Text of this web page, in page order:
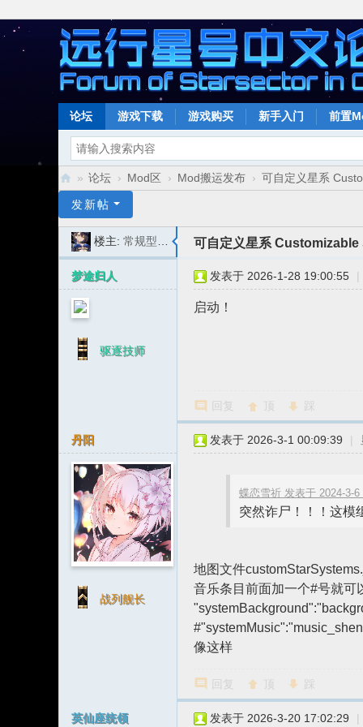
论坛 游戏下载 游戏购买 新手入门 前置
行
星
中
文
» 论坛 › Mod区 › Mod搬运发布 › 可自定义星系
发新帖
楼主: 常规型妹抖 可自定义星系
梦途归人
驱逐技师
发表于 2026-1-28 19:00:55 |
启动！
回复 踩
丹阳
战列舰长
发表于 2026-3-1 00:09:39 |
蝶恋雪祈 发表于 2024-3-6
突然诈尸！！！这模
地图文件
音乐条目前面加一个#号就可
像这样
回复 踩
英仙座统领 发表于 2026-3-20 17:02:29 |